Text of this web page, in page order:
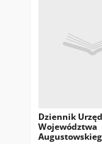
Dziennik
Województwa